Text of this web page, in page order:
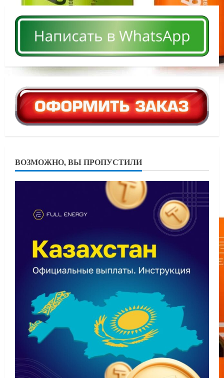
ВОЗМОЖНО, ВЫ ПРОПУСТИЛИ